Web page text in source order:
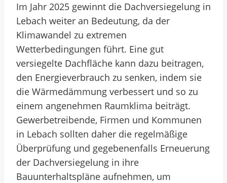
Im Jahr 2025 gewinnt die Dachversiegelung in
Lebach weiter an Bedeutung, da der
Klimawandel zu extremen
Wetterbedingungen führt. Eine gut
versiegelte Dachfläche kann dazu beitragen,
den Energieverbrauch zu senken, indem sie
die Wärmedämmung verbessert und so zu
einem angenehmen Raumklima beiträgt.
Gewerbetreibende, Firmen und Kommunen
in Lebach sollten daher die regelmäßige
Überprüfung und gegebenenfalls Erneuerung
der Dachversiegelung in ihre
Bauunterhaltspläne aufnehmen, um